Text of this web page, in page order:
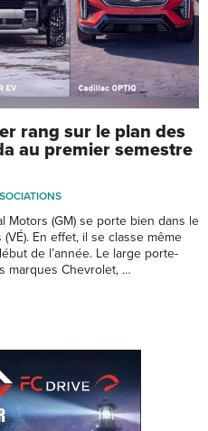
rang sur le plan des
au premier semestre
Motors (GM) se porte bien dans le
En effet, il se classe même
de l’année. Le large porte-
marques Chevrolet, …